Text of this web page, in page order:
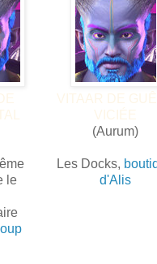
le
VITAAR DE
VICIÉE
(Aurum)
Les Docks,
d'Alis